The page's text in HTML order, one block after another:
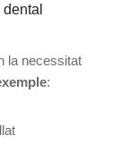
la necessitat
: